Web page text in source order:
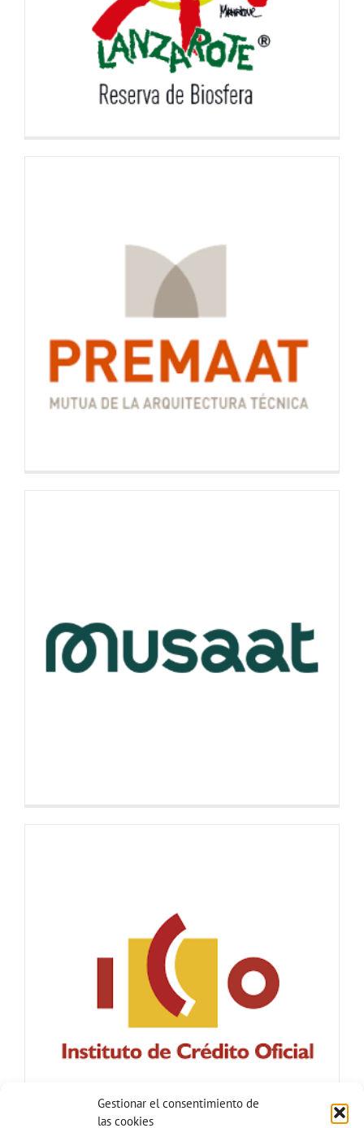
Gestionar el consentimiento de
las cookies